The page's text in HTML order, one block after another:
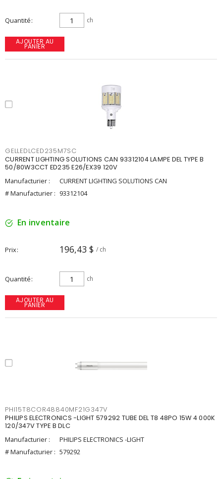
Quantité ch
AJOUTER AU
PANIER
GELLEDLCED235M7SC
CURRENT LIGHTING SOLUTIONS CAN 93312104 LAMPE DEL TYPE B
50/80W3CCT ED235 E26/EX39 120V
Manufacturier :
CURRENT LIGHTING SOLUTIONS CAN
# Manufacturier : 93312104
En inventaire
Prix 196,43 $ / ch
Quantité ch
AJOUTER AU
PANIER
PHI15T8COR48840MF21G347V
PHILIPS ELECTRONICS -LIGHT 579292 TUBE DEL T8 48PO 15W 4 000K
120/347V TYPE B DLC
Manufacturier :
PHILIPS ELECTRONICS -LIGHT
# Manufacturier : 579292